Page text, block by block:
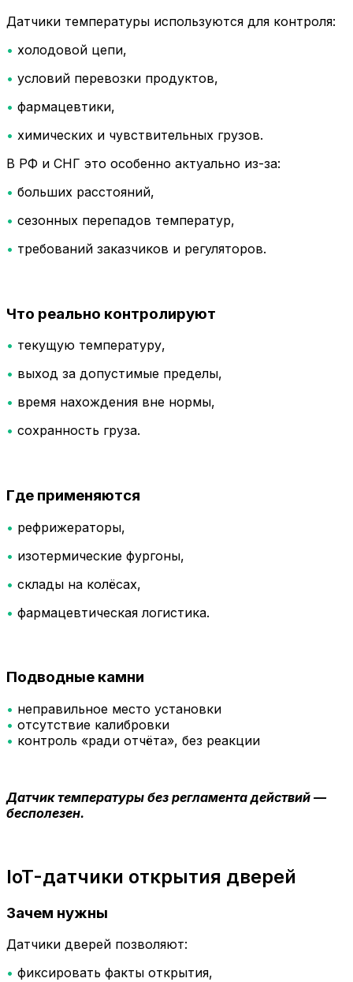
Датчики температуры используются для контроля:
• холодовой цепи,
• условий перевозки продуктов,
• фармацевтики,
• химических и чувствительных грузов.
В РФ и СНГ это особенно актуально из-за:
• больших расстояний,
• сезонных перепадов температур,
• требований заказчиков и регуляторов.
Что реально контролируют
• текущую температуру,
• выход за допустимые пределы,
• время нахождения вне нормы,
• сохранность груза.
Где применяются
• рефрижераторы,
• изотермические фургоны,
• склады на колёсах,
• фармацевтическая логистика.
Подводные камни
• неправильное место установки
• отсутствие калибровки
• контроль «ради отчёта», без реакции
Датчик температуры без регламента действий —
бесполезен.
IoT-датчики открытия дверей
Зачем нужны
Датчики дверей позволяют:
• фиксировать факты открытия,